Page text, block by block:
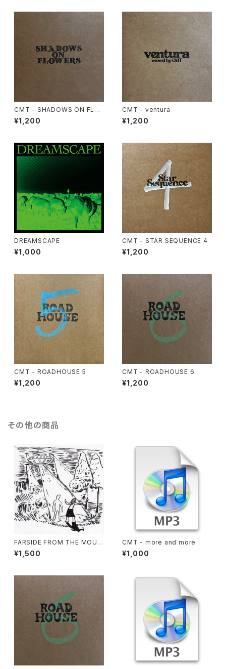
CMT - SHADOWS ON FLO
WERS
¥1,200
CMT - ventura
¥1,200
DREAMSCAPE
¥1,000
CMT - STAR SEQUENCE 4
¥1,200
CMT - ROADHOUSE 5
¥1,200
CMT - ROADHOUSE 6
¥1,200
その他の商品
FARSIDE FROM THE MOUN
TAIN
¥1,500
CMT - more and more
¥1,000